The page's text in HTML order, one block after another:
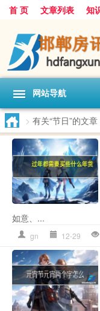
首 页 文章列表 知
网站导航
> 有关“节日”的文章
如意、...
gn 12-29